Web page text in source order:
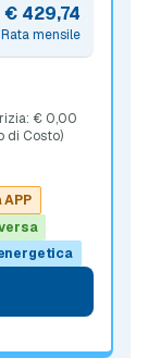
Rata mensile
€ 429,74
€ 0,00
di Costo)